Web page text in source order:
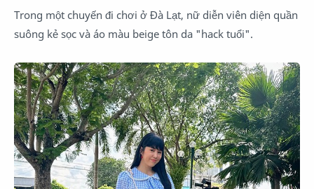
Trong một chuyến đi chơi ở Đà Lạt, nữ diễn viên diện quần
suông kẻ sọc và áo màu beige tôn da "hack tuổi".